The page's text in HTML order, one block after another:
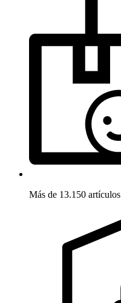
Más de 13.150 artículos